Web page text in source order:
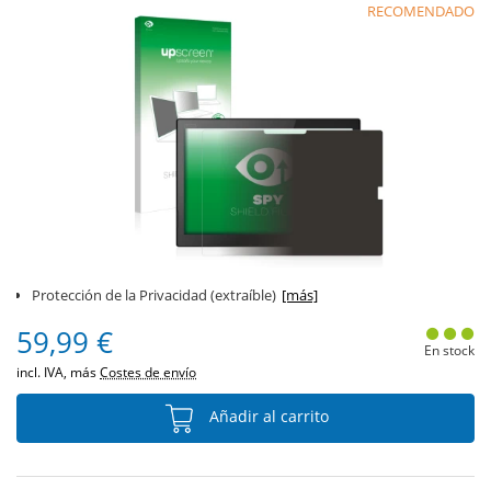
RECOMENDADO
Protección de la Privacidad (extraíble) [más]
59,99 €
incl. IVA, másCostes de envío
En stock
Añadir al carrito